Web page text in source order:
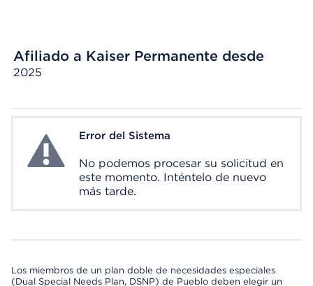
Afiliado a Kaiser Permanente desde
2025
System ErrorError del Sistema
No podemos procesar su solicitud en
este momento. Inténtelo de nuevo
más tarde.
Los miembros de un plan doble de necesidades especiales
(Dual Special Needs Plan, DSNP) de Pueblo deben elegir un